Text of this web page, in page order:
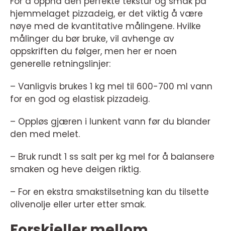
hjemmelaget pizzadeig, er det viktig å være
nøye med de kvantitative målingene. Hvilke
målinger du bør bruke, vil avhenge av
oppskriften du følger, men her er noen
generelle retningslinjer:
– Vanligvis brukes 1 kg mel til 600-700 ml vann
for en god og elastisk pizzadeig.
– Oppløs gjæren i lunkent vann før du blander
den med melet.
– Bruk rundt 1 ss salt per kg mel for å balansere
smaken og heve deigen riktig.
– For en ekstra smakstilsetning kan du tilsette
olivenolje eller urter etter smak.